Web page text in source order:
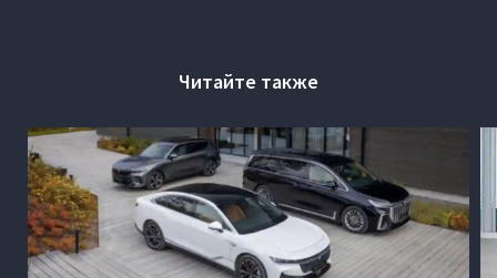
Читайте также